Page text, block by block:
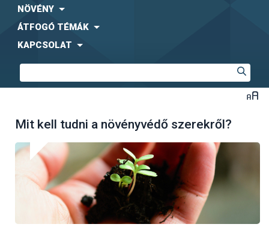
NÖVÉNY
ÁTFOGÓ TÉMÁK
KAPCSOLAT
Mit kell tudni a növényvédő szerekről?